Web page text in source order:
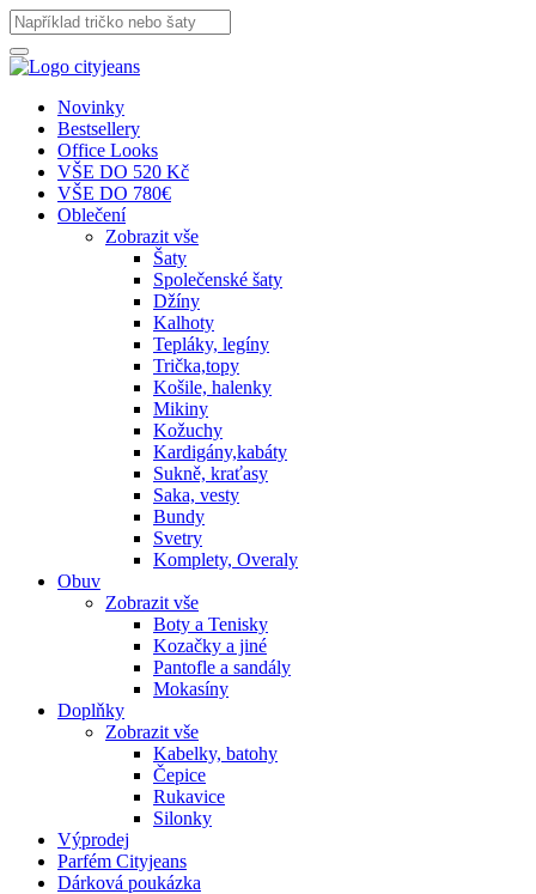
Novinky
Bestsellery
Office Looks
VŠE DO 520 Kč
VŠE DO 780€
Oblečení
Zobrazit vše
Šaty
Společenské šaty
Džíny
Kalhoty
Tepláky, legíny
Trička,topy
Košile, halenky
Mikiny
Kožuchy
Kardigány,kabáty
Sukně, kraťasy
Saka, vesty
Bundy
Svetry
Komplety, Overaly
Obuv
Zobrazit vše
Boty a Tenisky
Kozačky a jiné
Pantofle a sandály
Mokasíny
Doplňky
Zobrazit vše
Kabelky, batohy
Čepice
Rukavice
Silonky
Výprodej
Parfém Cityjeans
Dárková poukázka